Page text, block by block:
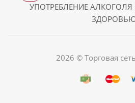
УПОТРЕБЛЕНИЕ
2026 © Торговая